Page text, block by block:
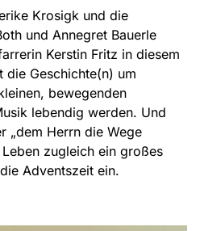
Krosigk und die
und Annegret Bauerle
Kerstin Fritz in diesem
die Geschichte(n) um
bewegenden
lebendig werden. Und
„dem Herrn die Wege
zugleich ein großes
Adventszeit ein.